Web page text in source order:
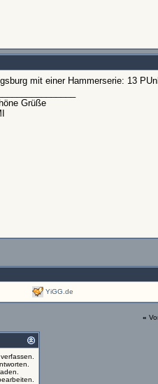
mit einer Hammerserie: 13
Grüße
YiGG.de
«